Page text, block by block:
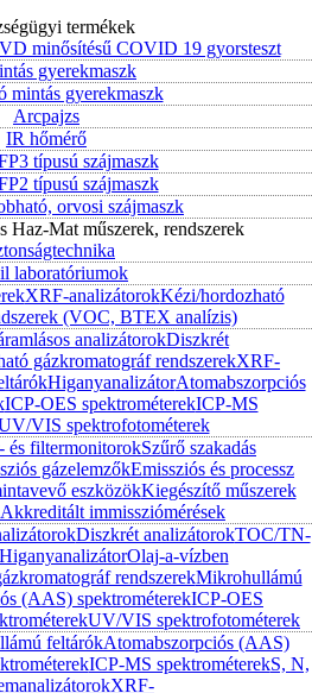
termékek
minősítésű COVID 19 gyorsteszt
gyerekmaszk
mintás gyerekmaszk
Arcpajzs
IR hőmérő
típusú szájmaszk
típusú szájmaszk
orvosi szájmaszk
Haz-Mat műszerek, rendszerek
laboratóriumok
XRF-analizátorokKézi/hordozható
(VOC, BTEX analízis)
analizátorokDiszkrét
gázkromatográf rendszerekXRF-
HiganyanalizátorAtomabszorpciós
ICP-OES spektrométerekICP-MS
VIS spektrofotométerek
és filtermonitorokSzűrő szakadás
gázelemzőkEmissziós és processz
eszközökKiegészítő műszerek
Akkreditált immissziómérések
Diszkrét analizátorokTOC/TN-
Olaj-a-vízben
rendszerekMikrohullámú
(AAS) spektrométerekICP-OES
UV/VIS spektrofotométerek
feltárókAtomabszorpciós (AAS)
ICP-MS spektrométerekS, N,
XRF-